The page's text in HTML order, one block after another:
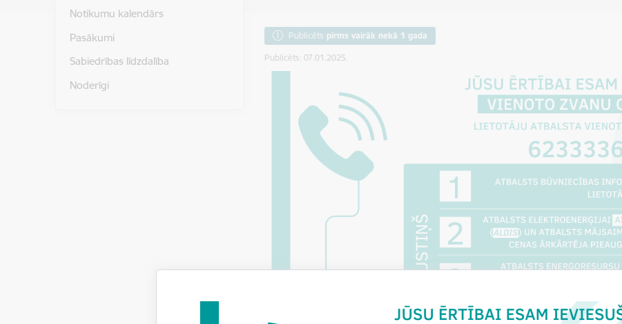
Notikumu kalendārs
Pasākumi
Sabiedrības līdzdalība
Noderīgi
Publicēts pirms vairāk nekā 1 gada
Publicēts: 07.01.2025.